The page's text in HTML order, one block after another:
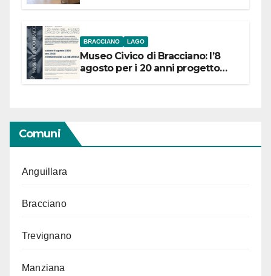
BRACCIANO LAGO
Museo Civico di Bracciano: l’8
agosto per i 20 anni progetto
Comuni
Anguillara
Bracciano
Trevignano
Manziana